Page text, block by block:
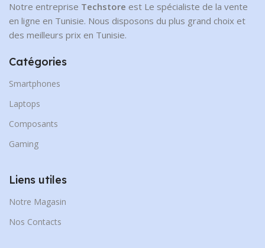
Notre entreprise Techstore est Le spécialiste de la vente
en ligne en Tunisie. Nous disposons du plus grand choix et
des meilleurs prix en Tunisie.
Catégories
Smartphones
Laptops
Composants
Gaming
Liens utiles
Notre Magasin
Nos Contacts